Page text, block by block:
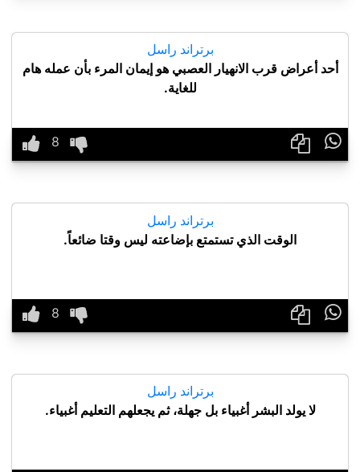
برتراند راسل
أحد أعراض قرب الانهيار العصبي هو إيمان المرء بأن عمله هام
للغاية.

برتراند راسل
الوقت الذي تستمتع بإضاعته ليس وقتا ضائعاً.

برتراند راسل
لا يولد البشر أغبياء بل جهلة، ثم يجعلهم التعليم أغبياء.